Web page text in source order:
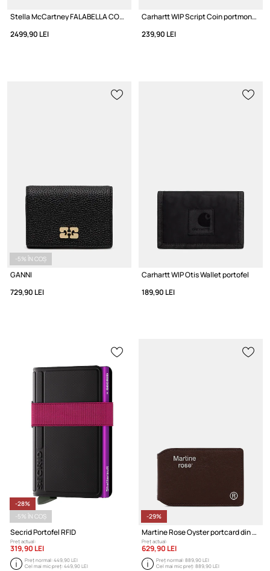
Stella McCartney FALABELLA CONTINENTAL portofel pentru femei
2499,90 LEI
Carhartt WIP Script Coin portmoneu cu imitație de piele
239,90 LEI
-5% ÎN COȘ
GANNI
729,90 LEI
Carhartt WIP Otis Wallet portofel
189,90 LEI
-28%
-5% ÎN COȘ
Secrid Portofel RFID
Preț actual:
319,90 LEI
Preț normal:449,90 LEI
Cel mai mic preț:449,90 LEI
-29%
Martine Rose Oyster portcard din piele
Preț actual:
629,90 LEI
Preț normal:889,90 LEI
Cel mai mic preț:889,90 LEI